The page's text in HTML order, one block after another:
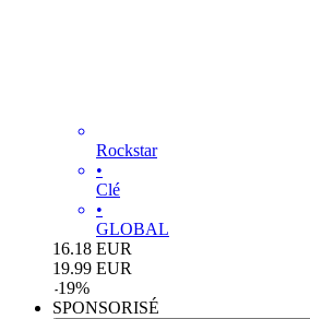
Rockstar
•
Clé
•
GLOBAL
16.18 EUR
19.99 EUR
-19%
SPONSORISÉ